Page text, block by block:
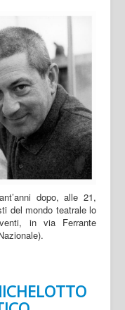
dopo, alle 21,
del mondo teatrale lo
in via Ferrante